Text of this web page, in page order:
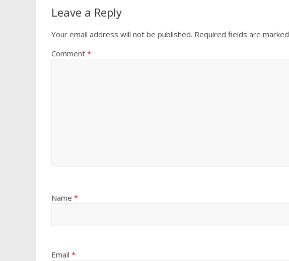
Leave a Reply
Your email address will not be published. Required fields are marked
Comment *
Name *
Email *